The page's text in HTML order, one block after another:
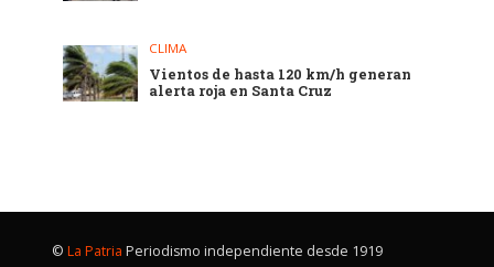
CLIMA
Vientos de hasta 120 km/h generan
alerta roja en Santa Cruz
© La Patria Periodismo independiente desde 1919